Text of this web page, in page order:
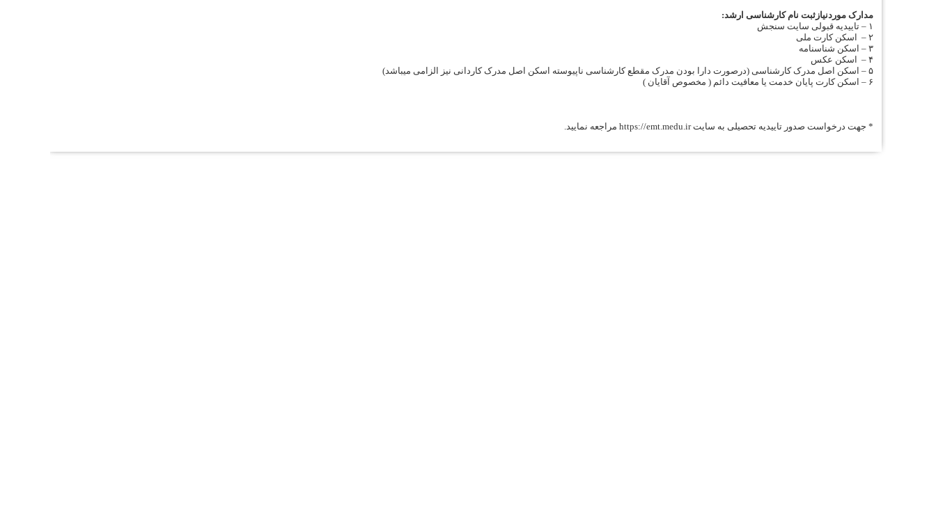
مدارک موردنیازثبت نام کارشناسی ارشد:
۱ – تاییدیه قبولی سایت سنجش
۲ – اسکن کارت ملی
۳ – اسکن شناسنامه
۴ – اسکن عکس
۵ – اسکن اصل مدرک کارشناسی (درصورت دارا بودن مدرک مقطع کارشناسی ناپیوسته اسکن اصل مدرک کاردانی نیز الزامی میباشد)
۶ – اسکن کارت پایان خدمت یا معافیت دائم ( مخصوص آقایان )
* جهت درخواست صدور تاییدیه تحصیلی به سایتhttps://emt.medu.ir مراجعه نمایید.